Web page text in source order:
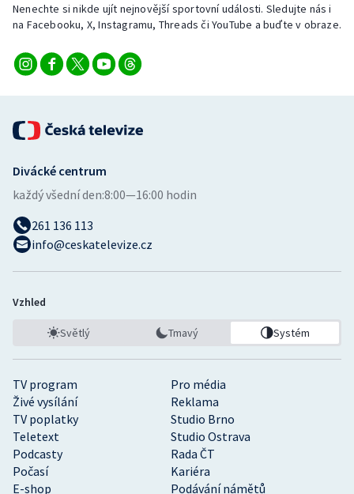
Nenechte si nikde ujít nejnovější sportovní události. Sledujte nás i
na Facebooku, X, Instagramu, Threads či YouTube a buďte v obraze.
TV program
Pro média
Živé vysílání
Reklama
TV poplatky
Studio Brno
Teletext
Studio Ostrava
Podcasty
Rada ČT
Počasí
Kariéra
E-shop
Podávání námětů
Divácké centrum
každý všední den:8:00—16:00 hodin
261 136 113
info@ceskatelevize.cz
Vzhled
Světlý Tmavý Systém